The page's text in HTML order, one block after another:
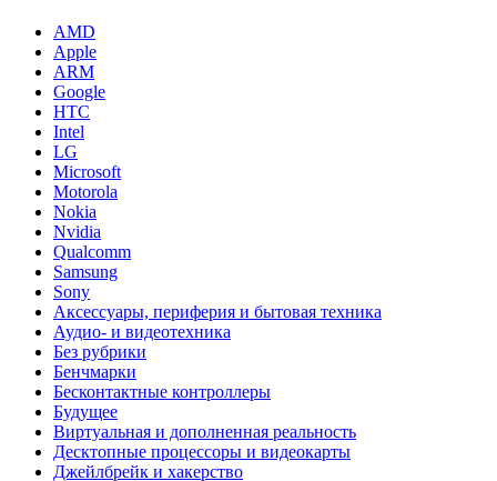
AMD
Apple
ARM
Google
HTC
Intel
LG
Microsoft
Motorola
Nokia
Nvidia
Qualcomm
Samsung
Sony
Аксессуары, периферия и бытовая техника
Аудио- и видеотехника
Без рубрики
Бенчмарки
Бесконтактные контроллеры
Будущее
Виртуальная и дополненная реальность
Десктопные процессоры и видеокарты
Джейлбрейк и хакерство